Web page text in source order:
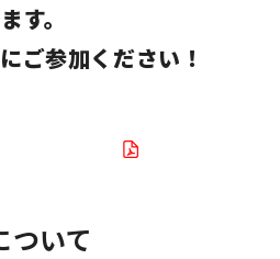
ます。
ご参加ください！
ついて